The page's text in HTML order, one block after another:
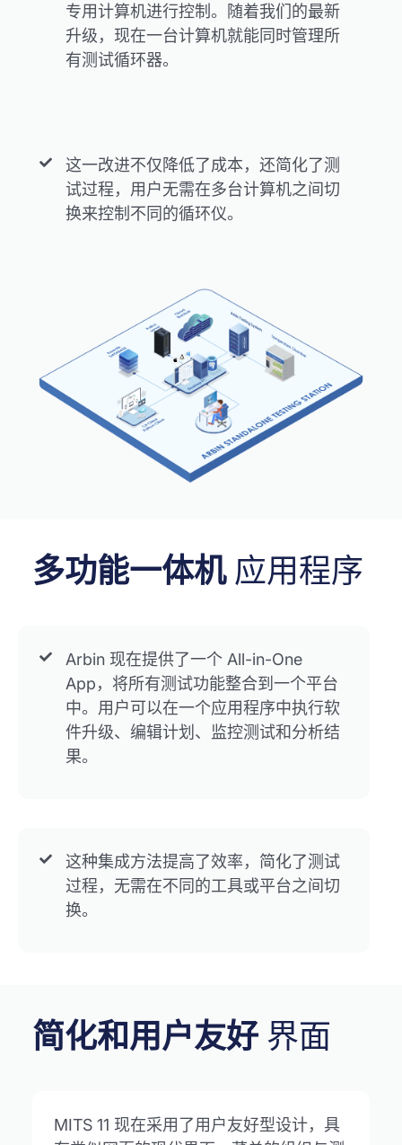
专用计算机进行控制。随着我们的最新
升级，现在一台计算机就能同时管理所
有测试循环器。
这一改进不仅降低了成本，还简化了测
试过程，用户无需在多台计算机之间切
换来控制不同的循环仪。
多功能一体机 应用程序
Arbin 现在提供了一个 All-in-One
App，将所有测试功能整合到一个平台
中。用户可以在一个应用程序中执行软
件升级、编辑计划、监控测试和分析结
果。
这种集成方法提高了效率，简化了测试
过程，无需在不同的工具或平台之间切
换。
简化和用户友好 界面
MITS 11 现在采用了用户友好型设计，具